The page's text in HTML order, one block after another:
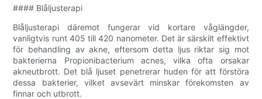
#### Blåljusterapi
Blåljusterapi däremot fungerar vid kortare våglängder,
vanligtvis runt 405 till 420 nanometer. Det är särskilt effektivt
för behandling av akne, eftersom detta ljus riktar sig mot
bakterierna Propionibacterium acnes, vilka ofta orsakar
akneutbrott. Det blå ljuset penetrerar huden för att förstöra
dessa bakterier, vilket avsevärt minskar förekomsten av
finnar och utbrott.